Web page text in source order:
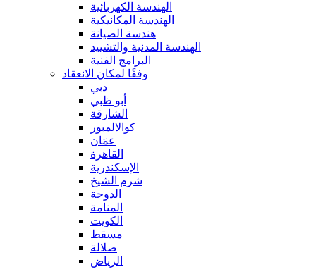
الهندسة الكهربائية
الهندسة المكانيكية
هندسة الصيانة
الهندسة المدنية والتشييد
البرامج الفنية
وفقًا لمكان الانعقاد
دبي
أبو ظبي
الشارقة
كوالالمبور
عمَان
القاهرة
الإسكندرية
شرم الشيخ
الدوحة
المنامة
الكويت
مسقط
صلالة
الرياض